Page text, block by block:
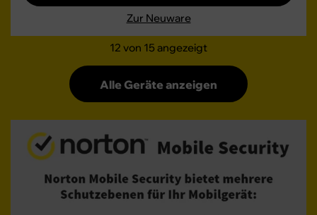
Zur Neuware
12 von 15 angezeigt
Alle Geräte anzeigen